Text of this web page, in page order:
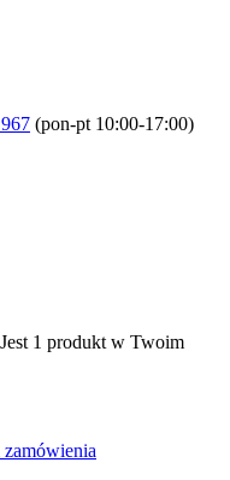
(pon-pt 10:00-17:00)
Jest 1 produkt w Twoim